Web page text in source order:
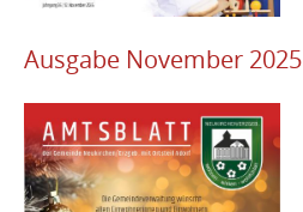
Ausgabe November 2025